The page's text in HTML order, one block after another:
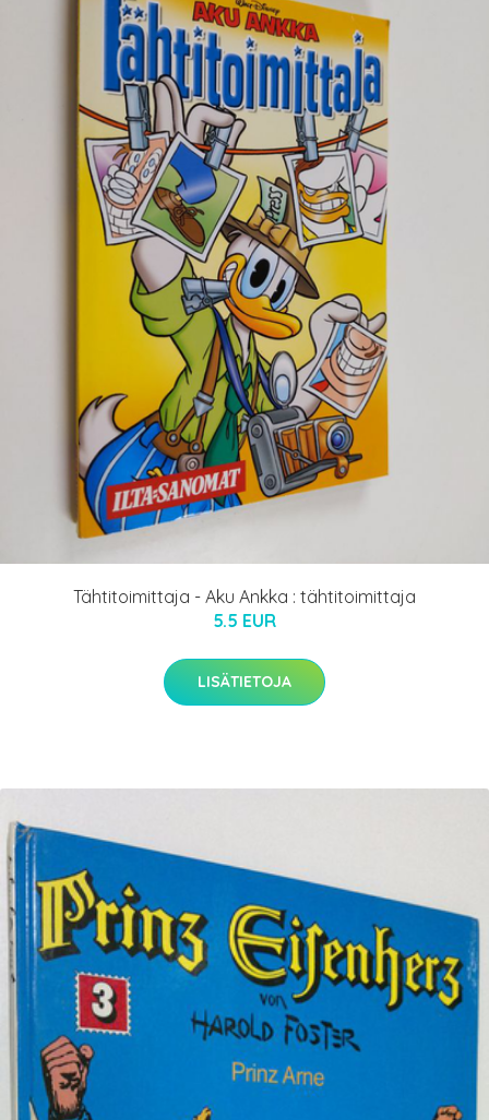
Tähtitoimittaja - Aku Ankka : tähtitoimittaja
5.5 EUR
LISÄTIETOJA